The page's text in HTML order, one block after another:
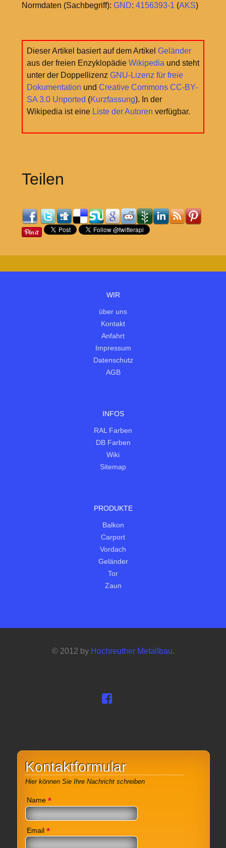
Normdaten (Sachbegriff): GND: 4156393-1 (AKS)
Dieser Artikel basiert auf dem Artikel Geländer
aus der freien Enzyklopädie Wikipedia und steht
unter der Doppellizenz GNU-Lizenz für freie
Dokumentation und Creative Commons CC-BY-
SA 3.0 Unported (Kurzfassung). In der
Wikipedia ist eine Liste der Autoren verfügbar.
Teilen
WIR
über uns
Kontakt
Anfahrt
Impressum
Datenschutz
AGB
INFOS
RAL Farben
DB Farben
Wiki
Sitemap
PRODUKTE
Balkon
Carport
Vordach
Geländer
Tor
Zaun
© 2012 by Hochreuther Metallbau.
Kontaktformular
Hier können Sie Ihre Nachricht schreiben
Name *
Email *